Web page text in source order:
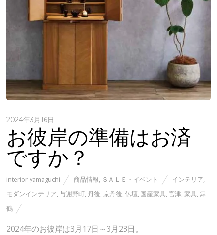
2024年3月16日
お彼岸の準備はお済
ですか？
interior-yamaguchi 商品情報, ＳＡＬＥ・イベント インテリア,
モダンインテリア,与謝野町,丹後,京丹後,仏壇, 国産家具,宮津,家具,舞
鶴
2024年のお彼岸は3月17日～3月23日。